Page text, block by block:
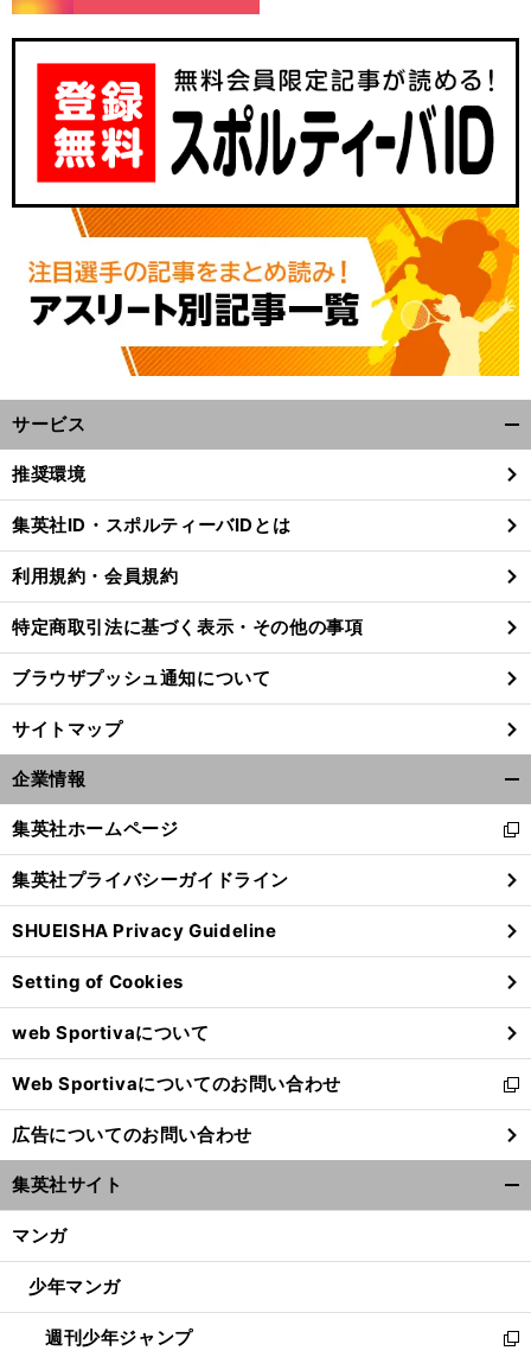
前
サービス
閉
る
推奨環境
集英社ID・スポルティーバIDとは
利用規約・会員規約
特定商取引法に基づく表示・その他の事項
ブラウザプッシュ通知について
サイトマップ
企業情報
閉
る
集英社ホームページ
新
し
い
ウ
ィ
ン
ド
ウ
で
開
く
集英社プライバシーガイドライン
SHUEISHA Privacy Guideline
Setting of Cookies
web Sportivaについて
Web Sportivaについてのお問い合わせ
新
し
い
ウ
ィ
ン
ウ
開
く
広告についてのお問い合わせ
集英社サイト
マンガ
少年マンガ
週刊少年ジャンプ
新